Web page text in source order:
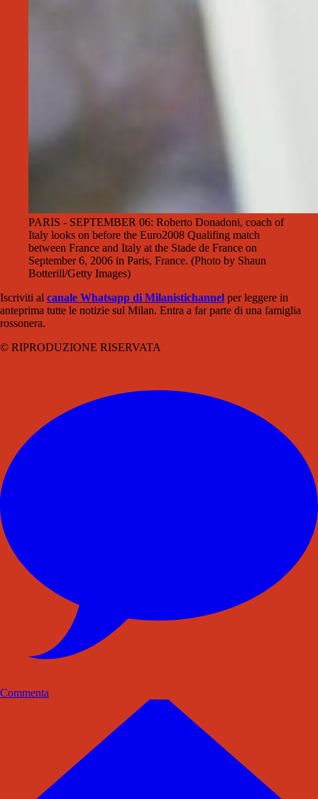
PARIS - SEPTEMBER 06: Roberto Donadoni, coach of
Italy looks on before the Euro2008 Qualifing match
between France and Italy at the Stade de France on
September 6, 2006 in Paris, France. (Photo by Shaun
Botterill/Getty Images)
Iscriviti al canale Whatsapp di Milanistichannel per leggere in
anteprima tutte le notizie sul Milan. Entra a far parte di una famiglia
rossonera.
© RIPRODUZIONE RISERVATA
Commenta